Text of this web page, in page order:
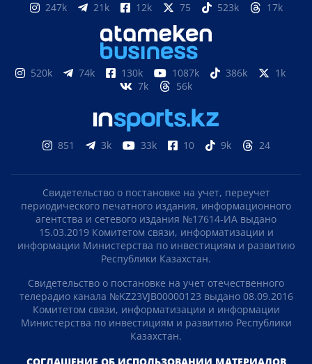
247k 21k 12k 75 523k 17k
520k 74k 130k 1087k 386k
1k
7k
56k
851 3k 33k 10 9k 24
Свидетельство о постановке на учет, переучет
периодического печатного издания, информационного
агентства и сетевого издания №17614-ИА выдано
15.03.2019 Комитетом связи, информатизации и
информации Министерства по инвестициям и развитию
Республики Казахстан.
Свидетельство о постановке на учет отечественного
телерадио канала №KZ23VJB00000123 выдано 08.09.2016
Комитетом связи, информатизации и информации
Министерства по инвестициям и развитию Республики
Казахстан.